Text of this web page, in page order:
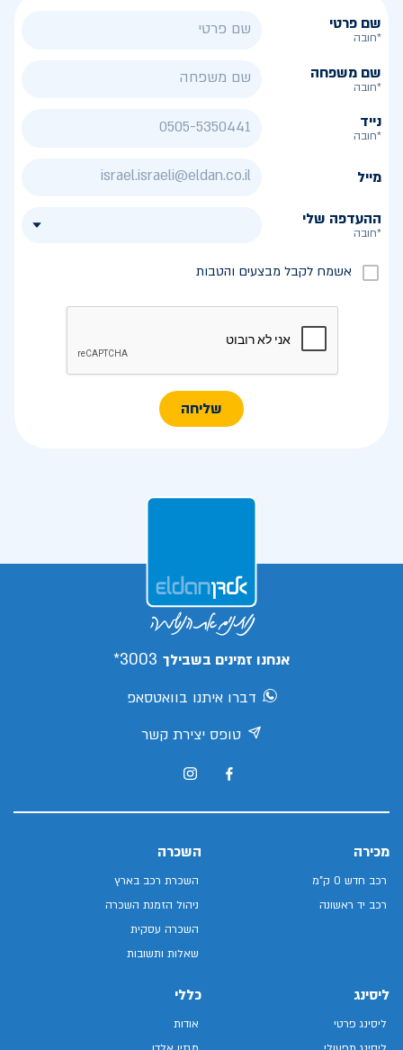
שם פרטי
*חובה
שם משפחה
*חובה
נייד
*חובה
מייל
ההעדפה שלי
*חובה
אשמח לקבל מבצעים והטבות
שליחה
אנחנו זמינים בשבילך 3003*
דברו איתנו בוואטסאפ
טופס יצירת קשר
מכירה
רכב חדש 0 ק"מ
רכב יד ראשונה
השכרה
השכרת רכב בארץ
ניהול הזמנת השכרה
השכרה עסקית
שאלות ותשובות
ליסינג
ליסינג פרטי
כללי
אודות